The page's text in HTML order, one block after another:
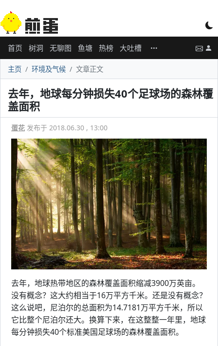
首页 树洞 无聊图 鱼塘 热榜 大吐槽
主页 环境及气候 文章正文
去年，地球每分钟损失40个足球场的森林覆
盖面积
蛋花 发布于 2018.06.30 , 13:00
去年，地球热带地区的森林覆盖面积缩减3900万英亩。
没有概念？这大约相当于16万平方千米。还是没有概念？
这么说吧，尼泊尔的总面积为14.7181万平方千米，所以
它比整个尼泊尔还大。换算下来，在这整整一年里，地球
每分钟损失40个标准美国足球场的森林覆盖面积。